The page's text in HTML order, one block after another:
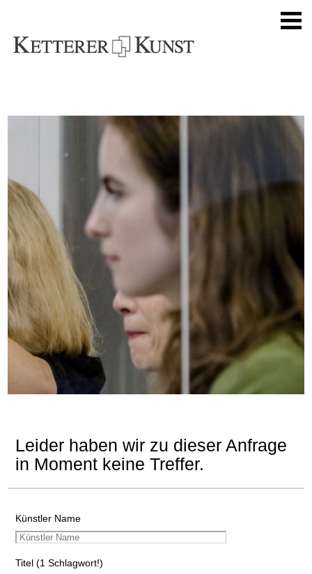
Leider haben wir zu dieser Anfrage
in Moment keine Treffer.
Künstler Name
Titel (1 Schlagwort!)